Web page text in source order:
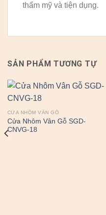
thẩm mỹ và tiện dụng.
SẢN PHẨM TƯƠNG TỰ
CỬA NHÔM VÂN GỖ
Cửa Nhôm Vân Gỗ SGD-
CNVG-18